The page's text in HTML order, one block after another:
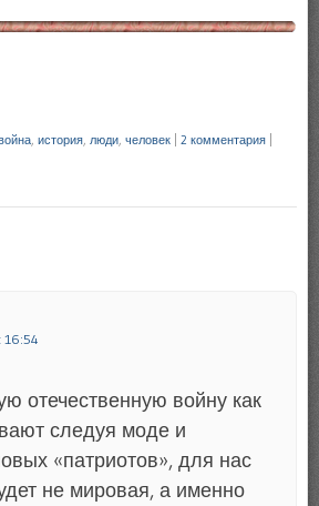
, история, люди, человек 2 комментария
16:54
отечественную войну как
следуя моде и
«патриотов», для нас
не мировая, а именно